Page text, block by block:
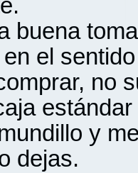
buena
el
no
y
dejas.